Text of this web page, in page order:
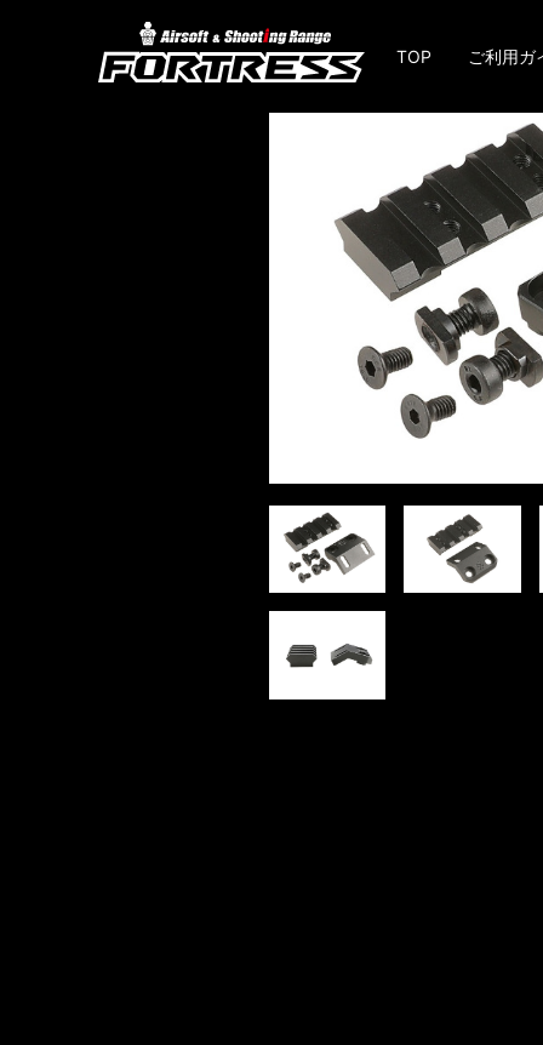
TOP ご利用ガ